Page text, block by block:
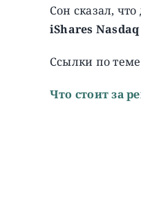
Сон сказал,
iShares Nasdaq
Ссылки по
Что стоит за